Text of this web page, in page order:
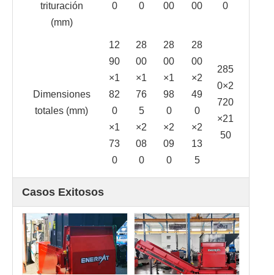
trituración
(mm)
0
0
00
00
0
Dimensiones
totales (mm)
12
90
×1
82
0
×1
73
0
28
00
×1
76
5
×2
08
0
28
00
×1
98
0
×2
09
0
28
00
×2
49
0
×2
13
5
285
0×2
720
×21
50
Casos Exitosos